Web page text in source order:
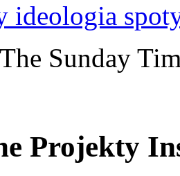
ideologia
Sunday
Projekty